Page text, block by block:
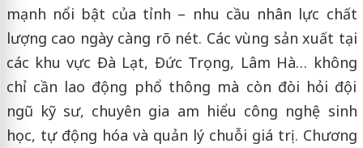
mạnh nổi bật của tỉnh – nhu cầu nhân lực chất
lượng cao ngày càng rõ nét. Các vùng sản xuất tại
các khu vực Đà Lạt, Đức Trọng, Lâm Hà… không
chỉ cần lao động phổ thông mà còn đòi hỏi đội
ngũ kỹ sư, chuyên gia am hiểu công nghệ sinh
học, tự động hóa và quản lý chuỗi giá trị. Chương